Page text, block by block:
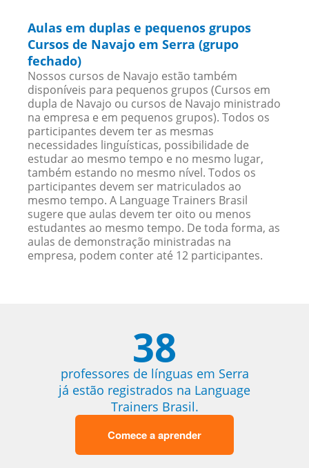
Aulas em duplas e pequenos grupos
Cursos de Navajo em Serra (grupo
fechado)
Nossos cursos de Navajo estão também
disponíveis para pequenos grupos (Cursos em
dupla de Navajo ou cursos de Navajo ministrado
na empresa e em pequenos grupos). Todos os
participantes devem ter as mesmas
necessidades linguísticas, possibilidade de
estudar ao mesmo tempo e no mesmo lugar,
também estando no mesmo nível. Todos os
participantes devem ser matriculados ao
mesmo tempo. A Language Trainers Brasil
sugere que aulas devem ter oito ou menos
estudantes ao mesmo tempo. De toda forma, as
aulas de demonstração ministradas na
empresa, podem conter até 12 participantes.
38
professores de línguas em Serra
já estão registrados na Language
Trainers Brasil.
Comece a aprender